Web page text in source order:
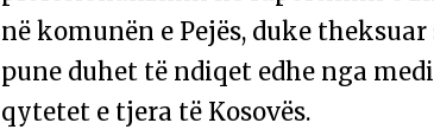
në komunën e Pejës, duke
pune duhet të ndiqet edhe nga
qytetet e tjera të Kosovës.